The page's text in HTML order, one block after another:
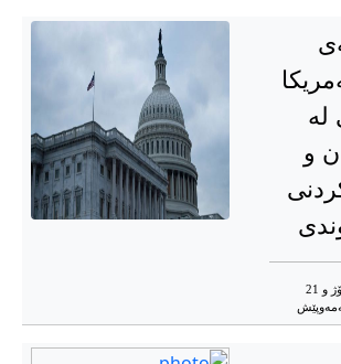
لە
و
6 ساڵ و 6 مانگ و 7 ڕۆژ و 21